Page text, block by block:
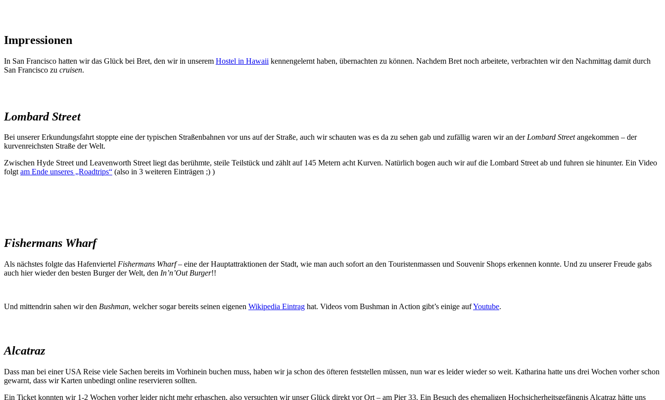
Impressionen
In San Francisco hatten wir das Glück bei Bret, den wir in unserem Hostel in Hawaii kennengelernt haben, übernachten zu können. Nachdem Bret noch arbeitete, verbrachten wir den Nachmittag damit durch
San Francisco zu cruisen.
Lombard Street
Bei unserer Erkundungsfahrt stoppte eine der typischen Straßenbahnen vor uns auf der Straße, auch wir schauten was es da zu sehen gab und zufällig waren wir an derLombard Streetangekommen – der
kurvenreichsten Straße der Welt.
Zwischen Hyde Street und Leavenworth Street liegt das berühmte, steile Teilstück und zählt auf 145 Metern acht Kurven. Natürlich bogen auch wir auf die Lombard Street ab und fuhren sie hinunter. Ein Video
folgtam Ende unseres „Roadtrips“ (also in 3 weiteren Einträgen ;) )
Fishermans Wharf
Als nächstes folgte das Hafenviertel Fishermans Wharf– eine der Hauptattraktionen der Stadt, wie man auch sofort an den Touristenmassen und Souvenir Shops erkennen konnte. Und zu unserer Freude gabs
auch hier wieder den besten Burger der Welt, den In’n’Out Burger!!
Und mittendrin sahen wir den Bushman, welcher sogar bereits seinen eigenen Wikipedia Eintrag hat. Videos vom Bushman in Action gibt’s einige aufYoutube.
Alcatraz
Dass man bei einer USA Reise viele Sachen bereits im Vorhinein buchen muss, haben wir ja schon des öfteren feststellen müssen, nun war es leider wieder so weit. Katharina hatte uns drei Wochen vorher schon
gewarnt, dass wir Karten unbedingt online reservieren sollten.
Ein Ticket konnten wir 1-2 Wochen vorher leider nicht mehr erhaschen, also versuchten wir unser Glück direkt vor Ort – am Pier 33. Ein Besuch des ehemaligen Hochsicherheitsgefängnis Alcatraz hätte uns